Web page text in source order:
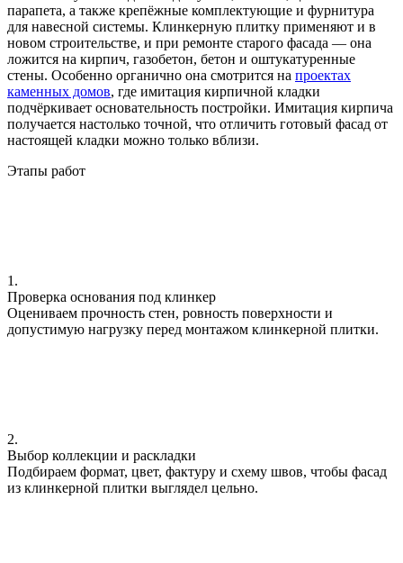
парапета, а также крепёжные комплектующие и фурнитура
для навесной системы. Клинкерную плитку применяют и в
новом строительстве, и при ремонте старого фасада — она
ложится на кирпич, газобетон, бетон и оштукатуренные
стены. Особенно органично она смотрится на проектах
каменных домов, где имитация кирпичной кладки
подчёркивает основательность постройки. Имитация кирпича
получается настолько точной, что отличить готовый фасад от
настоящей кладки можно только вблизи.
Этапы работ
1.
Проверка основания под клинкер
Оцениваем прочность стен, ровность поверхности и
допустимую нагрузку перед монтажом клинкерной плитки.
2.
Выбор коллекции и раскладки
Подбираем формат, цвет, фактуру и схему швов, чтобы фасад
из клинкерной плитки выглядел цельно.